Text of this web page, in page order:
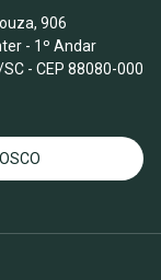
906
- 1º Andar
- CEP 88080-000